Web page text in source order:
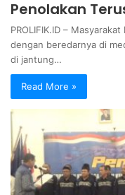
Penolakan
PROLIFIK.ID –
dengan beredarnya di
di jantung…
Read More »